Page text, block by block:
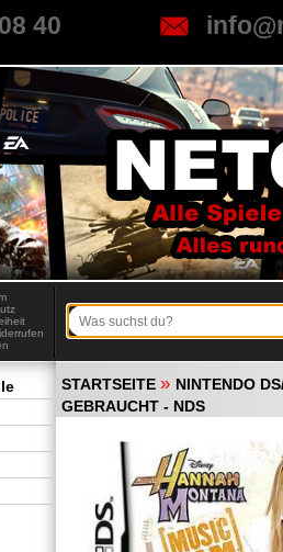
40
STARTSEITE » NINTENDO
GEBRAUCHT - NDS